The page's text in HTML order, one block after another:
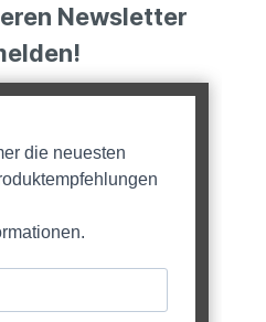
Newsletter
die neuesten